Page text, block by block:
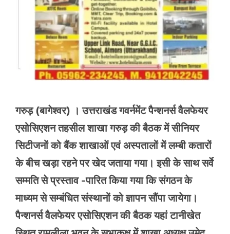
गरुड़ (बागेश्वर) । उत्तराखंड गवर्नमेंट पैन्शनर्स वैलफेयर
एसोसिएशन तहसील शाखा गरुड़ की बैठक में सीनियर
सिटीजनों को बैंक शाखाओं एवं अस्पतालों में लम्बी कतारों
के बीच खड़ा रहने पर खेद जताया गया। इसी के साथ सर्वे
सम्मति से प्रस्ताव -पारित किया गया कि संगठन के
माध्यम से सम्बंधित संस्थानों को ज्ञापन सौंपा जायेगा।
पैन्शनर्स वैलफेयर एसोसिएशन की बैठक यहां टानीखेत